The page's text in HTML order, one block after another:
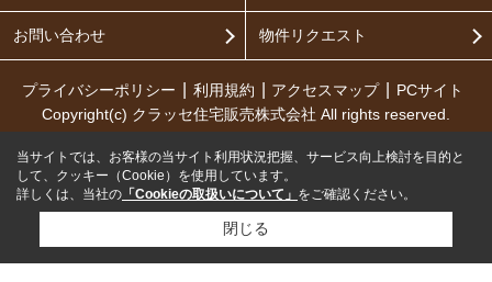
お問い合わせ 物件リクエスト
プライバシーポリシー 利用規約 アクセスマップ
PCサイト
Copyright(c) クラッセ住宅販売株式会社 All rights reserved.
当サイトでは、お客様の当サイト利用状況把握、サービス向上検討を目的と
して、クッキー（Cookie）を使用しています。
詳しくは、当社の 「Cookieの取扱いについて」 をご確認ください。
閉じる